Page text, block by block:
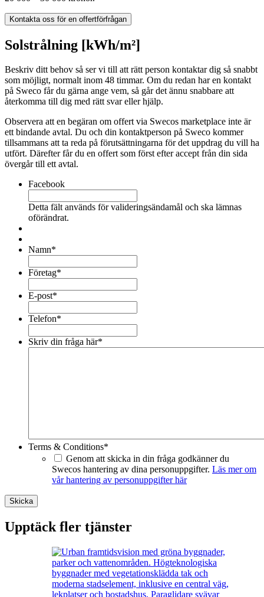
Kontakta oss för en offertförfrågan
Solstrålning [kWh/m²]
Beskriv ditt behov så ser vi till att rätt person kontaktar dig så snabbt
som möjligt, normalt inom 48 timmar. Om du redan har en kontakt
på Sweco får du gärna ange vem, så går det ännu snabbare att
återkomma till dig med rätt svar eller hjälp.
Observera att en begäran om offert via Swecos marketplace inte är
ett bindande avtal. Du och din kontaktperson på Sweco kommer
tillsammans att ta reda på förutsättningarna för det uppdrag du vill ha
utfört. Därefter får du en offert som först efter accept från din sida
övergår till ett avtal.
Facebook
Detta fält används för valideringsändamål och ska lämnas
oförändrat.
Namn*
Företag*
E-post*
Telefon*
Skriv din fråga här*
Terms & Conditions*
Genom att skicka in din fråga godkänner du
Swecos hantering av dina personuppgifter. Läs mer om
vår hantering av personuppgifter här
Skicka
Upptäck fler tjänster